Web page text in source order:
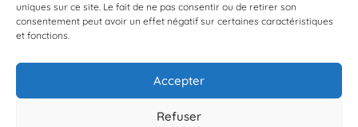
uniques sur ce site. Le fait de ne pas consentir ou de retirer son
consentement peut avoir un effet négatif sur certaines caractéristiques
et fonctions.
Accepter
Refuser
À propos de BioLit
Vos données d'observation
Ressources
Résultats du programme